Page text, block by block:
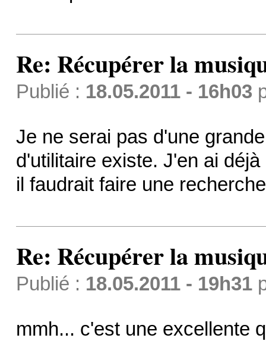
Re: Récupérer la
Publié : 18.05.2011 - 16h03
Je ne serai pas d'une
d'utilitaire existe. J'en ai
il faudrait faire une
Re: Récupérer la
Publié : 18.05.2011 - 19h31
mmh... c'est une excellente